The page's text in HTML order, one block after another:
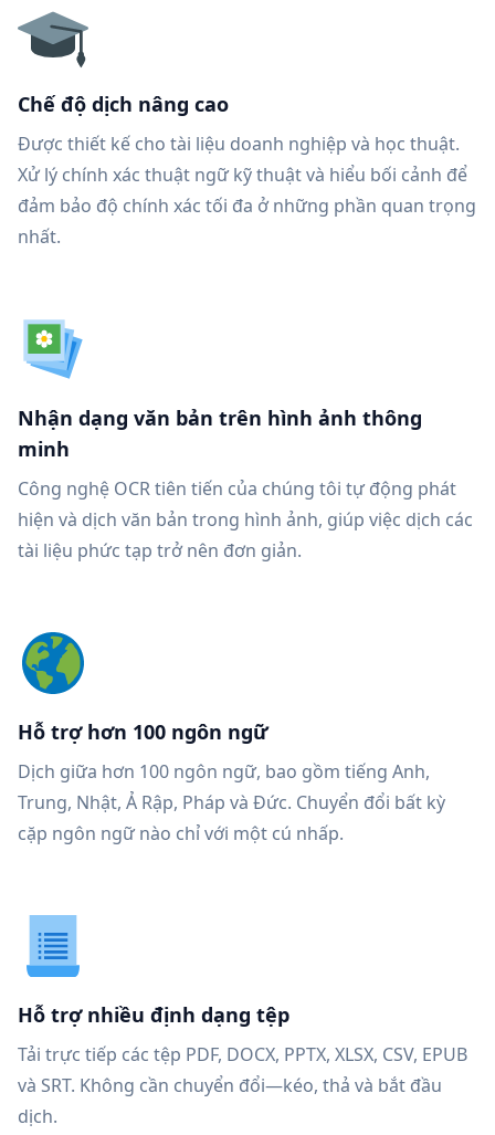
Chế độ dịch nâng cao
Được thiết kế cho tài liệu doanh nghiệp và học thuật.
Xử lý chính xác thuật ngữ kỹ thuật và hiểu bối cảnh để
đảm bảo độ chính xác tối đa ở những phần quan trọng
nhất.
Nhận dạng văn bản trên hình ảnh thông
minh
Công nghệ OCR tiên tiến của chúng tôi tự động phát
hiện và dịch văn bản trong hình ảnh, giúp việc dịch các
tài liệu phức tạp trở nên đơn giản.
Hỗ trợ hơn 100 ngôn ngữ
Dịch giữa hơn 100 ngôn ngữ, bao gồm tiếng Anh,
Trung, Nhật, Ả Rập, Pháp và Đức. Chuyển đổi bất kỳ
cặp ngôn ngữ nào chỉ với một cú nhấp.
Hỗ trợ nhiều định dạng tệp
Tải trực tiếp các tệp PDF, DOCX, PPTX, XLSX, CSV, EPUB
và SRT. Không cần chuyển đổi—kéo, thả và bắt đầu
dịch.